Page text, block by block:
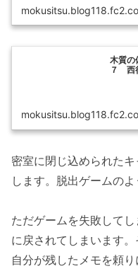
木質の
７ 西
密室に閉じ込められた
します。脱出ゲームの
ただゲームを失敗して
に戻されてしまいます
自分が残したメモを頼